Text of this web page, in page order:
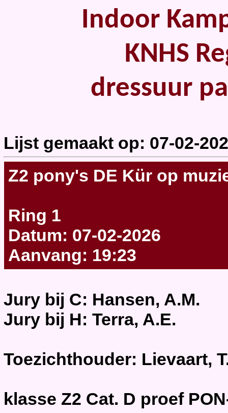
Indoor
KNHS
dressuur
Lijst gemaakt op: 07-02-
Z2 pony's DE Kür op
Ring 1
Datum: 07-02-2026
Aanvang: 19:23
Jury bij C: Hansen, A.M.
Jury bij H: Terra, A.E.
Toezichthouder: Lievaart,
klasse Z2 Cat. D proef